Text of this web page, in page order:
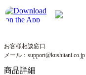
お客様相談窓口
メール：support@kushitani.co.jp
商品詳細